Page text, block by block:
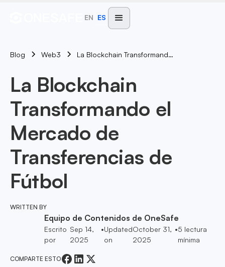
EN ES
Blog Web3 La Blockchain Transformando El Mercado De Transferencias De Fútbol
La Blockchain
Transformando el
Mercado de
Transferencias de
Fútbol
WRITTEN BY
Equipo de Contenidos de OneSafe
Escrito
por
Sep 14,
2025
•Updated
on
October 31,
2025
•5 lectura
mínima
COMPARTE ESTO